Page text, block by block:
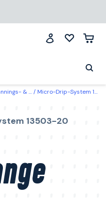
& sprinklersystem Micro-Drip-System 13503-20 Gardena Dryppslange 25 m
13503-20